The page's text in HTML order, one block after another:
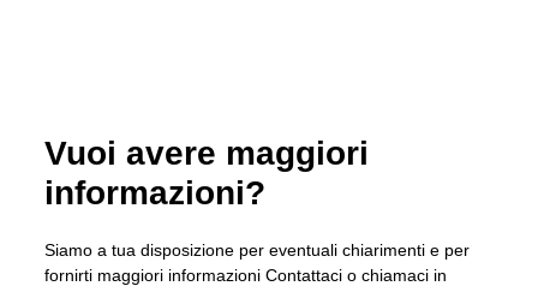
Vuoi avere maggiori
informazioni?
Siamo a tua disposizione per eventuali chiarimenti e per
fornirti maggiori informazioni Contattaci o chiamaci in